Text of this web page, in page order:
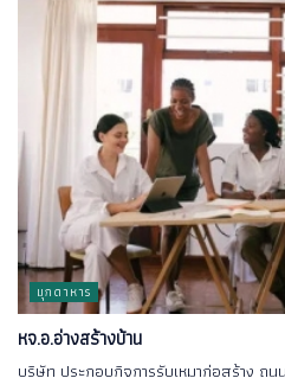
มุกดาหาร
หจ.อ.อ่างสร้างบ้าน
บริษัท ประกอบกิจการรับเหมาก่อสร้าง ถน